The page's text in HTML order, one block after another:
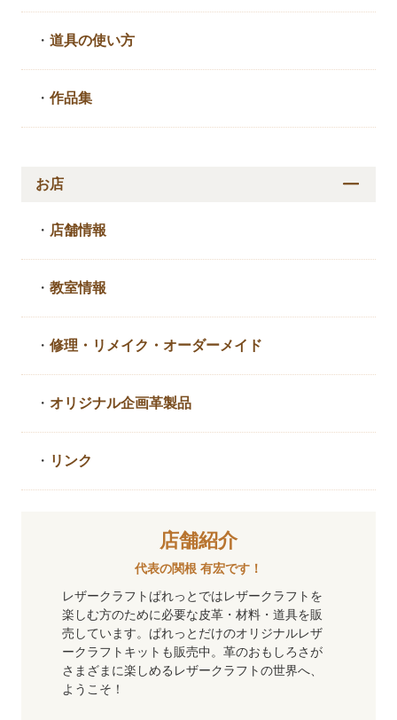
・道具の使い方
・作品集
お店
・ 店舗情報
・教室情報
・修理・リメイク・ オーダーメイド
・ オリジナル企画革製品
・ リンク
店舗紹介
代表の関根 有宏です！
レザークラフトぱれっとではレザークラフトを
楽しむ方のために必要な皮革・材料・道具を販
売しています。ぱれっとだけのオリジナルレザ
ークラフトキットも販売中。革のおもしろさが
さまざまに楽しめるレザークラフトの世界へ、
ようこそ！